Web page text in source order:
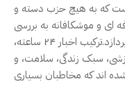
که به هیچ حزب دسته و
ای و موشکافانه به بررسی
مهمترین رویدادهای ایران و خاورمیانه می پردازد.ترکیب اخبار ۲۴ ساعته،
سبک زندگی، سلامت، و
اند که مخاطبان بسیاری